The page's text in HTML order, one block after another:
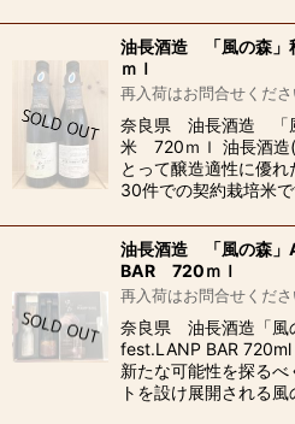
油長酒造 「風の森
ｍｌ
再入荷はお問合せくだ
奈良県 油長酒造 「
米 720ｍｌ 油長酒造(
とって醸造適性に優
30件での契約栽培米
油長酒造 「風の森
BAR 720ｍｌ
再入荷はお問合せくだ
奈良県 油長酒造「風
fest.LANP BAR
新たな可能性を探る
トを設け展開される